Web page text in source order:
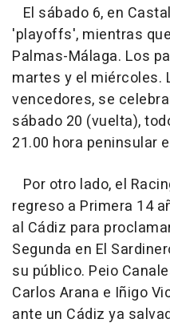
El sábado 6, en
'playoffs', mientras
Palmas-Málaga. Los
martes y el miércoles.
vencedores, se
sábado 20 (vuelta),
21.00 hora peninsular
Por otro lado, el
regreso a Primera 14
al Cádiz para
Segunda en El
su público. Peio
Carlos Arana e Iñigo
ante un Cádiz ya